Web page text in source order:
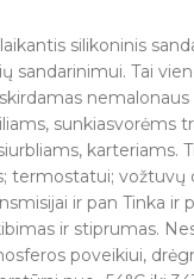
silikoninis
sandarinimui. Tai
nemalonaus
sunkiasvorėms
karteriams.
termostatui; vožtuvų
ir pan Tinka ir
ir stiprumas.
poveikiui,